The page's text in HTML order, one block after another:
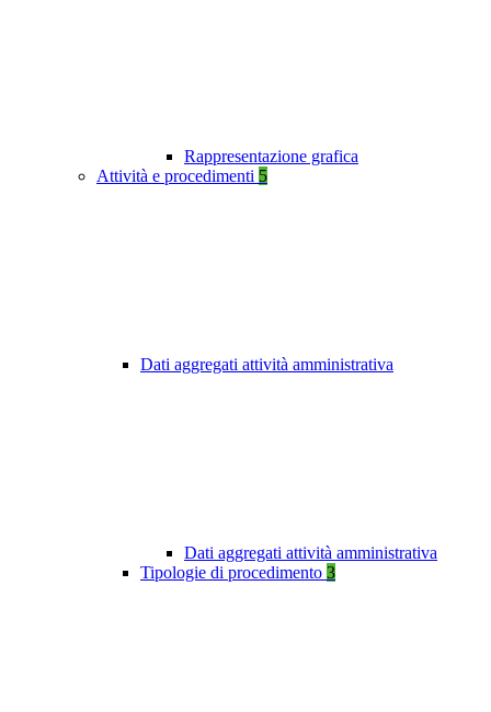
Rappresentazione grafica
Attività e procedimenti 5
Dati aggregati attività amministrativa
Dati aggregati attività amministrativa
Tipologie di procedimento 3